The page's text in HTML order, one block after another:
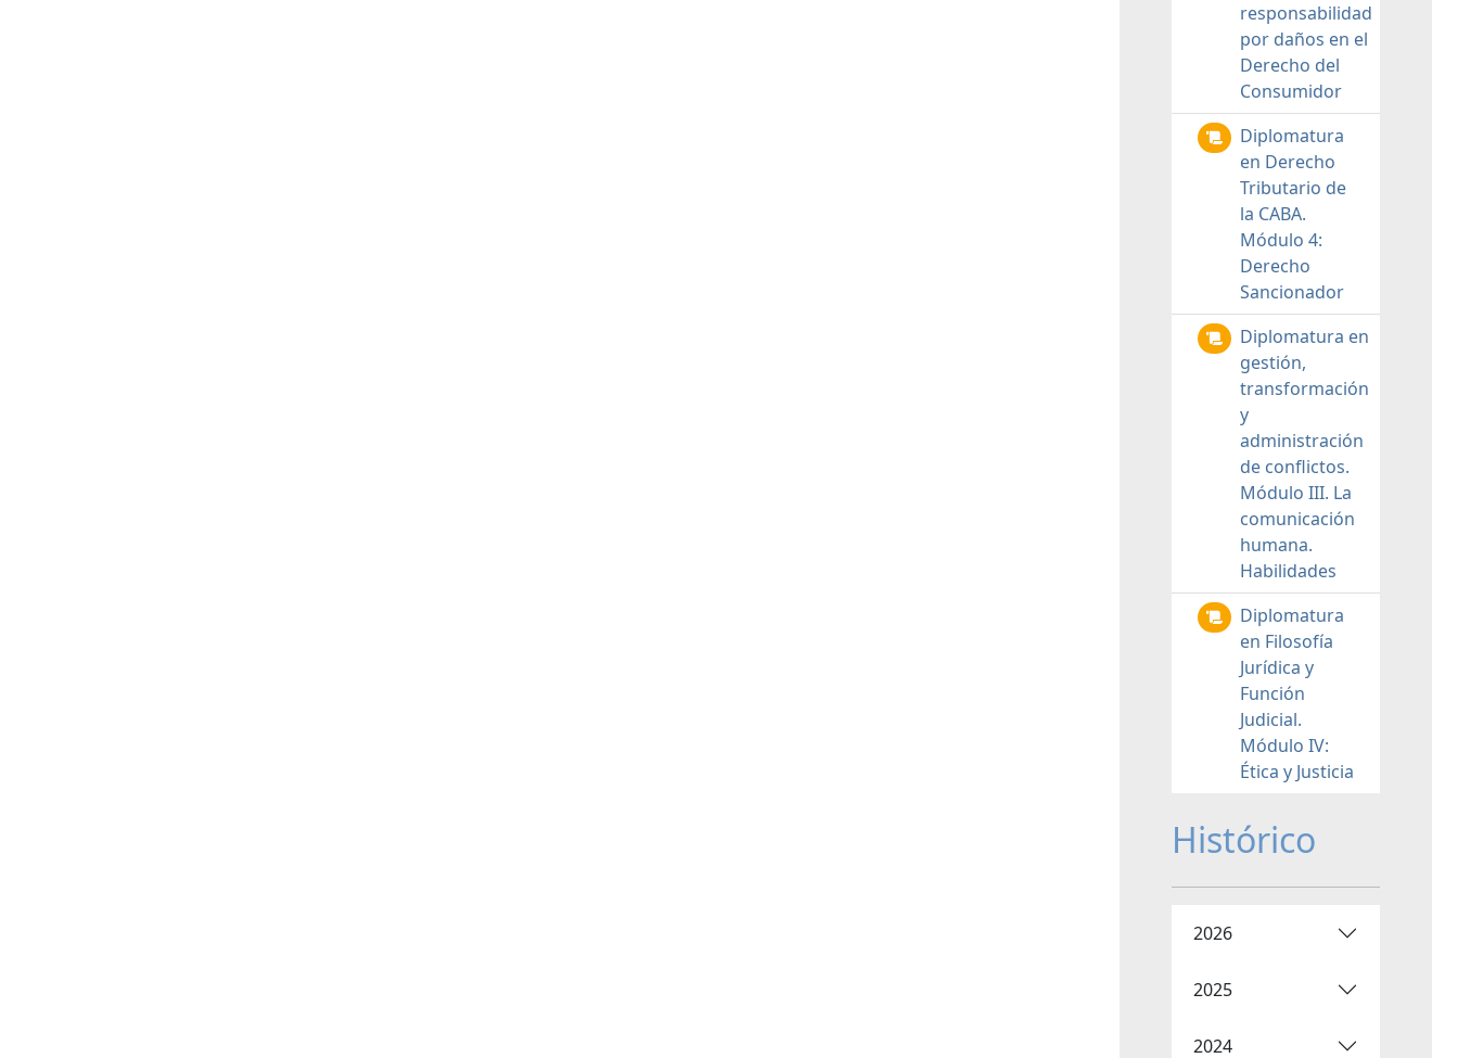
responsabilidad
por daños en el
Derecho del
Consumidor
Diplomatura
en Derecho
Tributario de
la CABA.
Módulo 4:
Derecho
Sancionador
Diplomatura en
gestión,
transformación
y
administración
de conflictos.
Módulo III. La
comunicación
humana.
Habilidades
Diplomatura
en Filosofía
Jurídica y
Función
Judicial.
Módulo IV:
Ética y Justicia
Histórico
2026
2025
2024